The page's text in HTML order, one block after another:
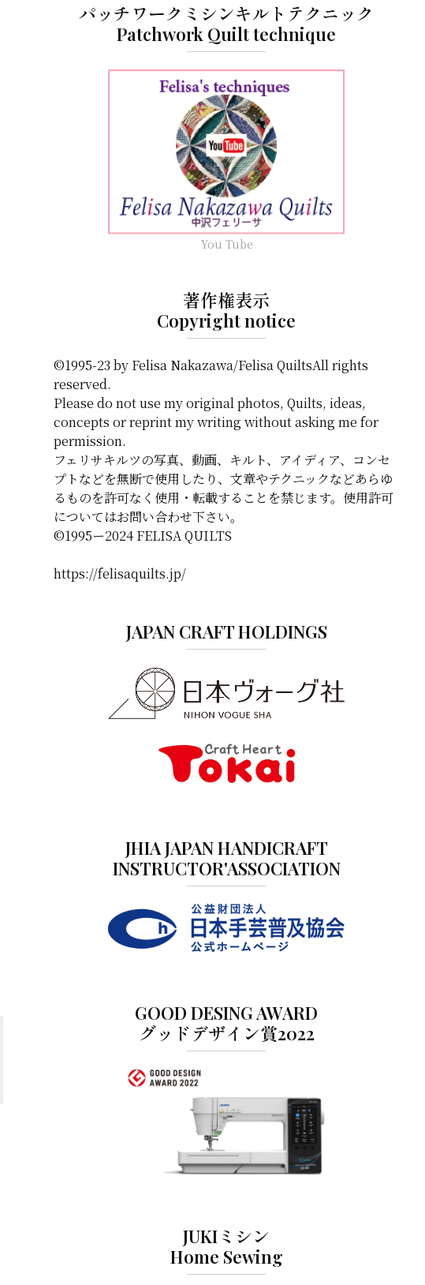
パッチワークミシンキルトテクニック
Patchwork Quilt technique
You Tube
著作権表示
Copyright notice
©1995-23 by Felisa Nakazawa/Felisa QuiltsAll rights
reserved.
Please do not use my original photos, Quilts, ideas,
concepts or reprint my writing without asking me for
permission.
フェリサキルツの写真、動画、キルト、アイディア、コンセ
プトなどを無断で使用したり、文章やテクニックなどあらゆ
るものを許可なく使用・転載することを禁じます。使用許可
についてはお問い合わせ下さい。
©️1995ー2024 FELISA QUILTS
https://felisaquilts.jp/
JAPAN CRAFT HOLDINGS
JHIA JAPAN HANDICRAFT
INSTRUCTOR'ASSOCIATION
GOOD DESING AWARD
グッドデザイン賞2022
JUKIミシン
Home Sewing